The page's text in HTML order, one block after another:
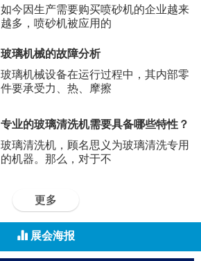
如今因生产需要购买喷砂机的企业越来
越多，喷砂机被应用的
玻璃机械的故障分析
玻璃机械设备在运行过程中，其内部零
件要承受力、热、摩擦
专业的玻璃清洗机需要具备哪些特性？
玻璃清洗机，顾名思义为玻璃清洗专用
的机器。那么，对于不
更多
展会海报